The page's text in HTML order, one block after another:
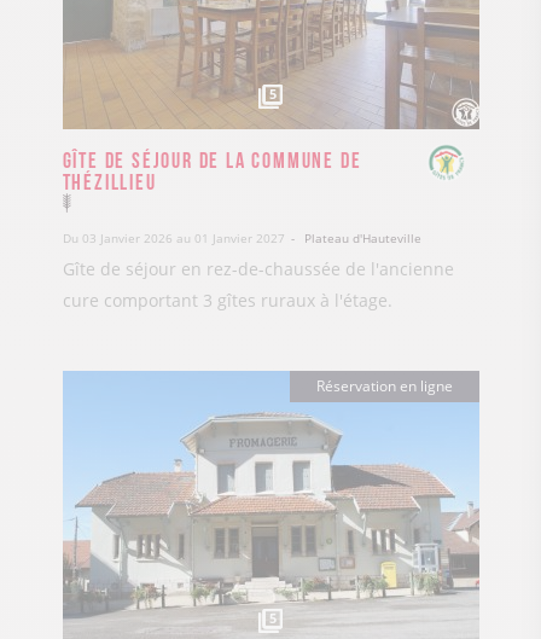
5
Gîte de séjour de la Commune de
Thézillieu
Du 03 Janvier 2026 au 01 Janvier 2027 Plateau d'Hauteville
Gîte de séjour en rez-de-chaussée de l'ancienne
cure comportant 3 gîtes ruraux à l'étage.
5
Réservation en ligne